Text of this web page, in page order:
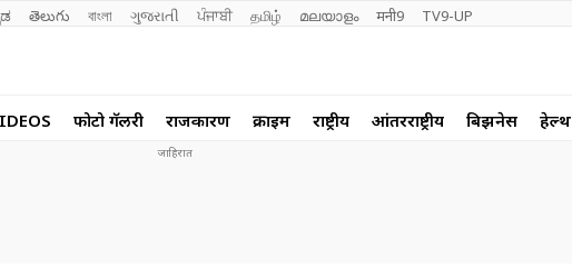
తెలుగు বাংলা ગુજરાતી ਪੰਜਾਬੀ தமிழ் മലയാളം मनी9 TV9-UP
फोटो गॅलरी राजकारण क्राईम राष्ट्रीय आंतरराष्ट्रीय बिझनेस हेल्थ